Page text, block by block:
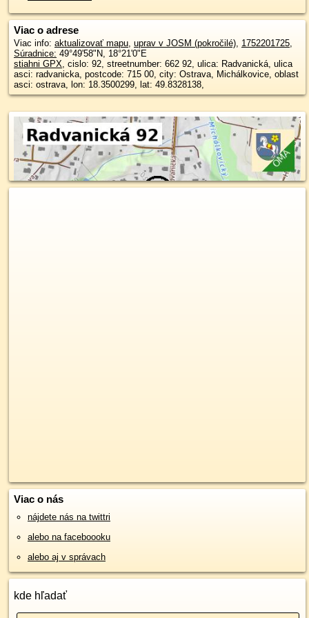
Viac o adrese
Viac info: aktualizovať mapu, uprav v JOSM (pokročilé), 1752201725,
Súradnice: 49°49'58"N, 18°21'0"E
stiahni GPX, cislo: 92, streetnumber: 662 92, ulica: Radvanická, ulica
asci: radvanicka, postcode: 715 00, city: Ostrava, Michálkovice, oblast
asci: ostrava, lon: 18.3500299, lat: 49.8328138,
Viac o nás
nájdete nás na twittri
alebo na faceboooku
alebo aj v správach
kde hľadať